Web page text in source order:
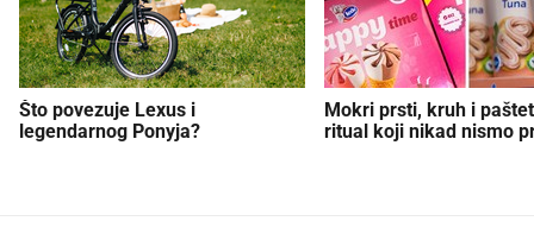
Što povezuje Lexus i
legendarnog Ponyja?
Mokri prsti, kruh i
ritual koji nikad nismo